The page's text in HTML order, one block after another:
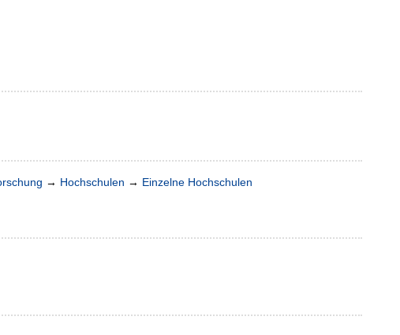
→ Hochschulen → Einzelne Hochschulen